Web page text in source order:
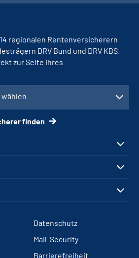
regionalen Rentenversicherern
DRV Bund und DRV KBS.
zur Seite Ihres
finden
Datenschutz
Mail-Security
Barrierefreiheit